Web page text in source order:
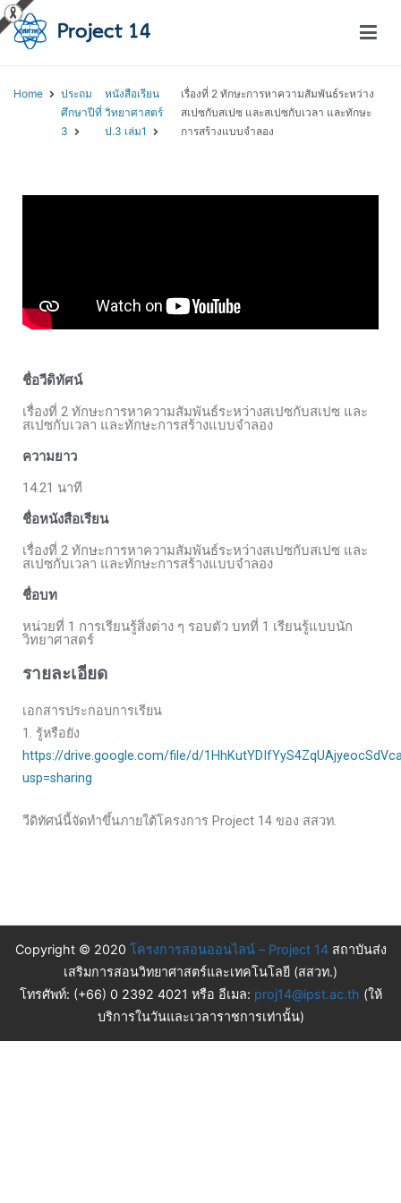
Home
ประถม
ศึกษาปีที่
3
หนังสือเรียน
วิทยาศาสตร์
ป.3 เล่ม1
เรื่องที่ 2 ทักษะการหาความสัมพันธ์ระหว่าง
สเปซกับสเปซ และสเปซกับเวลา และทักษะ
การสร้างแบบจำลอง
ชื่อวีดิทัศน์
เรื่องที่ 2 ทักษะการหาความสัมพันธ์ระหว่างสเปซกับสเปซ และ
สเปซกับเวลา และทักษะการสร้างแบบจำลอง
ความยาว
14.21 นาที
ชื่อหนังสือเรียน
เรื่องที่ 2 ทักษะการหาความสัมพันธ์ระหว่างสเปซกับสเปซ และ
สเปซกับเวลา และทักษะการสร้างแบบจำลอง
ชื่อบท
หน่วยที่ 1 การเรียนรู้สิ่งต่าง ๆ รอบตัว บทที่ 1 เรียนรู้แบบนัก
วิทยาศาสตร์
รายละเอียด
เอกสารประกอบการเรียน
1. รู้หรือยัง
https://drive.google.com/file/d/
usp=sharing
วีดิทัศน์นี้จัดทำขึ้นภายใต้โครงการ Project 14 ของ สสวท.
Copyright © 2020 โครงการสอนออนไลน์ – Project 14สถาบันส่ง
เสริมการสอนวิทยาศาสตร์และเทคโนโลยี (สสวท.)
โทรศัพท์: (+66) 0 2392 4021 หรือ อีเมล: proj14@ipst.ac.th (ให้
บริการในวันและเวลาราชการเท่านั้น)